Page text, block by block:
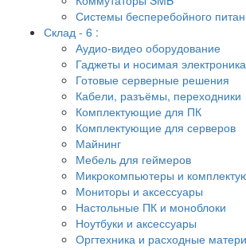
Системы бесперебойного
Склад - 6 :
Аудио-видео оборудование
Гаджеты и носимая электроника
Готовые серверные решения
Кабели, разъёмы, переходники
Комплектующие для ПК
Комплектующие для серверов
Майнинг
Мебель для геймеров
Микрокомпьютеры и
Мониторы и аксессуары
Настольные ПК и моноблоки
Ноутбуки и аксессуары
Оргтехника и расходные